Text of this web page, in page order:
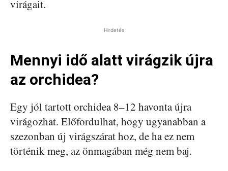
virágait.
Hirdetés
Mennyi idő alatt virágzik újra
az orchidea?
Egy jól tartott orchidea 8–12 havonta újra
virágozhat. Előfordulhat, hogy ugyanabban a
szezonban új virágszárat hoz, de ha ez nem
történik meg, az önmagában még nem baj.